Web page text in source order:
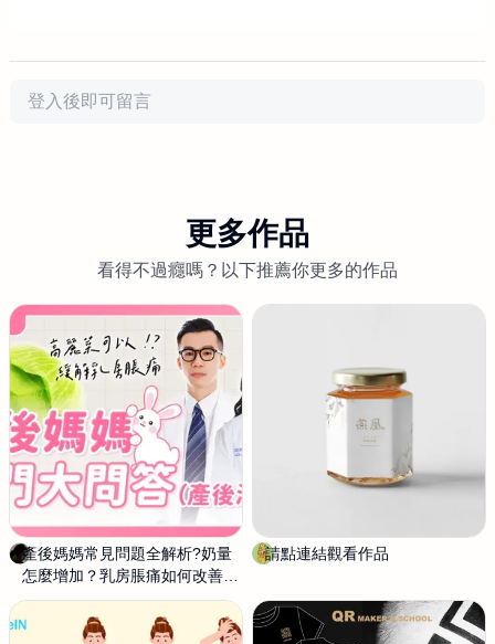
更多作品
看得不過癮嗎？以下推薦你更多的作品
饒
青
昀
產後媽媽常見問題全解析?奶量
怎麼增加？乳房脹痛如何改善？
坊間秘訣真的有用嗎？
M
n
g
請點連結觀看作品